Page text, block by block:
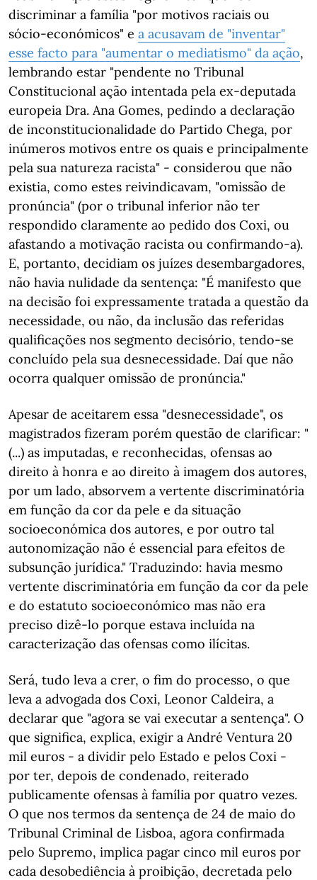
discriminar a família "por motivos raciais ou
sócio-económicos" e a acusavam de "inventar"
esse facto para "aumentar o mediatismo" da ação,
lembrando estar "pendente no Tribunal
Constitucional ação intentada pela ex-deputada
europeia Dra. Ana Gomes, pedindo a declaração
de inconstitucionalidade do Partido Chega, por
inúmeros motivos entre os quais e principalmente
pela sua natureza racista" - considerou que não
existia, como estes reivindicavam, "omissão de
pronúncia" (por o tribunal inferior não ter
respondido claramente ao pedido dos Coxi, ou
afastando a motivação racista ou confirmando-a).
E, portanto, decidiam os juízes desembargadores,
não havia nulidade da sentença: "É manifesto que
na decisão foi expressamente tratada a questão da
necessidade, ou não, da inclusão das referidas
qualificações nos segmento decisório, tendo-se
concluído pela sua desnecessidade. Daí que não
ocorra qualquer omissão de pronúncia."
Apesar de aceitarem essa "desnecessidade", os
magistrados fizeram porém questão de clarificar: "
(...) as imputadas, e reconhecidas, ofensas ao
direito à honra e ao direito à imagem dos autores,
por um lado, absorvem a vertente discriminatória
em função da cor da pele e da situação
socioeconómica dos autores, e por outro tal
autonomização não é essencial para efeitos de
subsunção jurídica." Traduzindo: havia mesmo
vertente discriminatória em função da cor da pele
e do estatuto socioeconómico mas não era
preciso dizê-lo porque estava incluída na
caracterização das ofensas como ilícitas.
Será, tudo leva a crer, o fim do processo, o que
leva a advogada dos Coxi, Leonor Caldeira, a
declarar que "agora se vai executar a sentença". O
que significa, explica, exigir a André Ventura 20
mil euros - a dividir pelo Estado e pelos Coxi -
por ter, depois de condenado, reiterado
publicamente ofensas à família por quatro vezes.
O que nos termos da sentença de 24 de maio do
Tribunal Criminal de Lisboa, agora confirmada
pelo Supremo, implica pagar cinco mil euros por
cada desobediência à proibição, decretada pelo